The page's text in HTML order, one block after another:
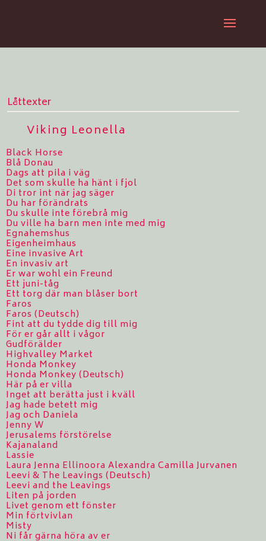
Låttexter
Viking Leonella
Black Horse
Blå Donau
Dags att pila i väg
Det som skulle ha hänt i fjol
Di tror int när jag säger
Du har förändrats
Du skulle inte förebrå mig
Du ville ha barn men inte med mig
Egnahemshus
Eigenheimhaus
Eine invasive Art
En invasiv art
Er war wohl ein Freund
Ett juni-tåg
Ett torg där man blåser bort
Faros
Faros (Deutsch)
Fint att du tydde dig till mig
För er går allt i vågor
Gudförälder
Highvalley Market
Honda Monkey
Honda Monkey (Deutsch)
Här på er villa
Inget att berätta just i kväll
Jag hade betett mig
Jag och Daniela
Jenny W
Jerusalems förstörelse
Kajanaland
Lassie
Laura Jenna Ellinoora Alexandra Camilla Jurvanen
Leevi & The Leavings (Deutsch)
Leevi and the Leavings
Liten på jorden
Livet genom ett fönster
Min förtvivlan
Misty
Ni får gärna höra av er